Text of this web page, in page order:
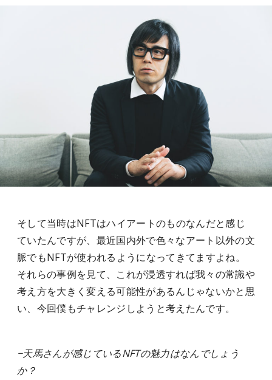
そして当時はNFTはハイアートのものなんだと感じ
ていたんですが、最近国内外で色々なアート以外の文
脈でもNFTが使われるようになってきてますよね。
それらの事例を見て、これが浸透すれば我々の常識や
考え方を大きく変える可能性があるんじゃないかと思
い、今回僕もチャレンジしようと考えたんです。
−天馬さんが感じているNFTの魅力はなんでしょう
か？